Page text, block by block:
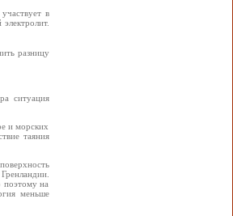
в
разницу
ситуация
и морских
таяния
поэтому на
меньше